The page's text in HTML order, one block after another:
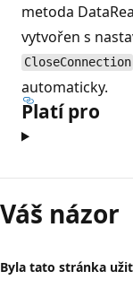
metoda
vytvořen s
CloseConnection
automaticky.
Platí pro
Režim
čtení
zakázán
Váš názor
Byla tato stránka